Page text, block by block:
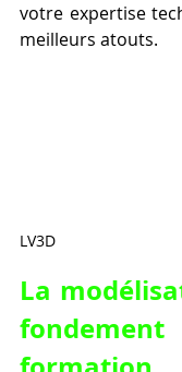
votre expertise
meilleurs atouts.
LV3D
La